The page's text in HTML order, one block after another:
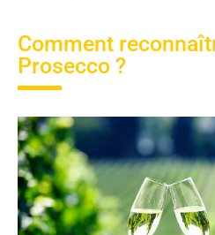
Comment
Prosecco ?